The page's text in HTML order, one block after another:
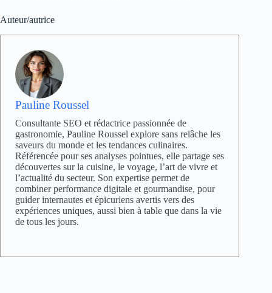
Auteur/autrice
Pauline Roussel
Consultante SEO et rédactrice passionnée de
gastronomie, Pauline Roussel explore sans relâche les
saveurs du monde et les tendances culinaires.
Référencée pour ses analyses pointues, elle partage ses
découvertes sur la cuisine, le voyage, l’art de vivre et
l’actualité du secteur. Son expertise permet de
combiner performance digitale et gourmandise, pour
guider internautes et épicuriens avertis vers des
expériences uniques, aussi bien à table que dans la vie
de tous les jours.